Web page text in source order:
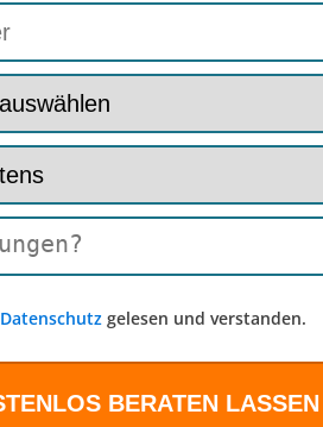
Datenschutzgelesen und verstanden.